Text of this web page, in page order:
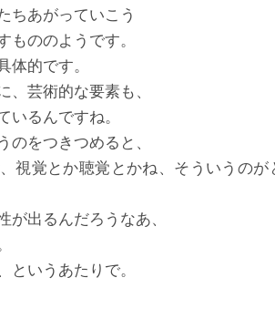
ちあがっていこう
もののようです。
体的です。
、芸術的な要素も、
いるんですね。
のをつきつめると、
視覚とか聴覚とかね、そういうのが
が出るんだろうなあ、
というあたりで。